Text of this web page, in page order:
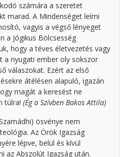
számára a szeretet
marad. A Mindenséget leírni
vagyis a végső lényeget
a Jógikus Bölcsesség
hogy a téves életvezetés vagy
a nyugati ember oly sokszor
válaszokat. Ezért az első
átélésen alapuló, igazán
magát a keresést ne
túlra! (Ég a Szívben Bakos Attila)
ösvénye nem
Az Örök Igazság
lépve, belül és kívül
az Abszolút Igazság után.